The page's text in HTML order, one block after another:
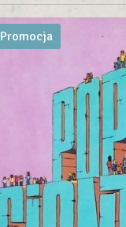
Promocja